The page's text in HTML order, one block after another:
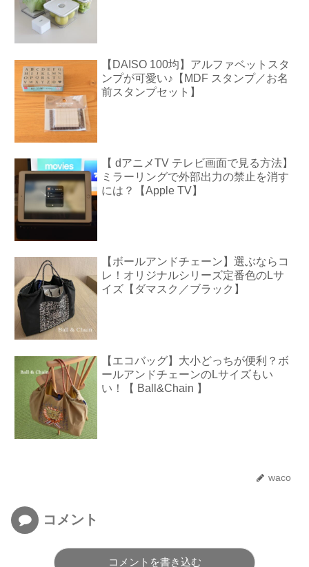
【DAISO 100均】アルファベットスタ
ンプが可愛い♪【MDF スタンプ／お名
前スタンプセット】
【 dアニメTV テレビ画面で見る方法】
ミラーリングで外部出力の禁止を消す
には？【Apple TV】
【ボールアンドチェーン】選ぶならコ
レ！オリジナルシリーズ定番色のLサ
イズ【ダマスク／ブラック】
【エコバッグ】大小どっちが便利？ボ
ールアンドチェーンのLサイズもい
い！【 Ball&Chain 】
waco
コメント
コメントを書き込む